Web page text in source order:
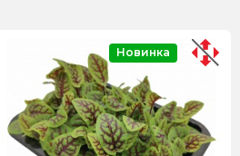
Новинка